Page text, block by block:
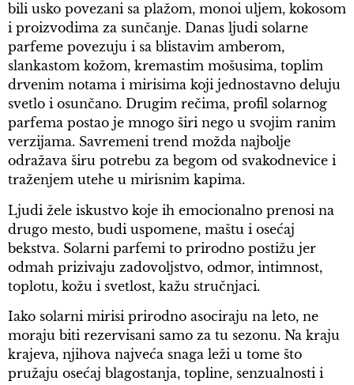
bili usko povezani sa plažom, monoi uljem, kokosom
i proizvodima za sunčanje. Danas ljudi solarne
parfeme povezuju i sa blistavim amberom,
slankastom kožom, kremastim mošusima, toplim
drvenim notama i mirisima koji jednostavno deluju
svetlo i osunčano. Drugim rečima, profil solarnog
parfema postao je mnogo širi nego u svojim ranim
verzijama. Savremeni trend možda najbolje
odražava širu potrebu za begom od svakodnevice i
traženjem utehe u mirisnim kapima.
Ljudi žele iskustvo koje ih emocionalno prenosi na
drugo mesto, budi uspomene, maštu i osećaj
bekstva. Solarni parfemi to prirodno postižu jer
odmah prizivaju zadovoljstvo, odmor, intimnost,
toplotu, kožu i svetlost, kažu stručnjaci.
Iako solarni mirisi prirodno asociraju na leto, ne
moraju biti rezervisani samo za tu sezonu. Na kraju
krajeva, njihova najveća snaga leži u tome što
pružaju osećaj blagostanja, topline, senzualnosti i